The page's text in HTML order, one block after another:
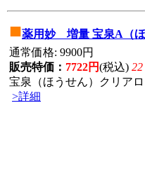
■薬用妙 増量 宝泉A（ほ
通常価格: 9900円
販売特価： 7722円(税込)
宝泉（ほうせん）クリア
>詳細